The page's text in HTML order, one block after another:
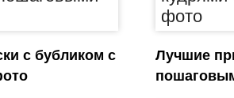
с бубликом с
Лучшие